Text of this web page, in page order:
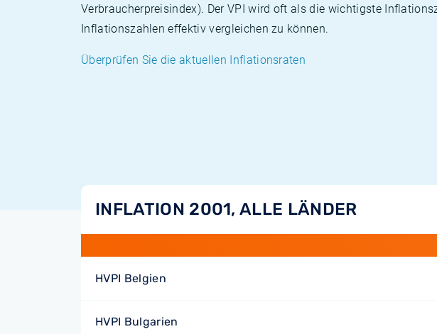
Verbraucherpreisindex). Der VPI wird oft als die wichtigste
Inflationszahlen effektiv vergleichen zu können.
Überprüfen Sie die aktuellen Inflationsraten
INFLATION 2001, ALLE LÄNDER
HVPI Belgien
HVPI Bulgarien